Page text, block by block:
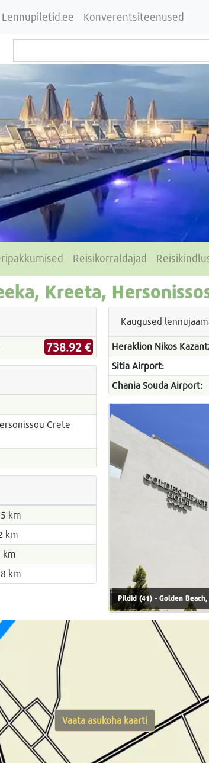
Lennupiletid.ee Konverentsiteenused
Reisikorraldajad
Kreeta,
738.92 €
Crete
km
km
km
km
Kaugused
Heraklion Nikos
Sitia Airport:
Chania Souda Airport:
Pildid (41) - Golden
Vaata asukoha kaarti